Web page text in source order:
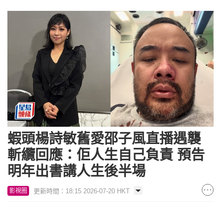
蝦頭楊詩敏舊愛邵子風直播遇襲
斬纜回應：佢人生自己負責 預告
明年出書講人生後半場
影視圈 更新時間：18:15 2026-07-20 HKT